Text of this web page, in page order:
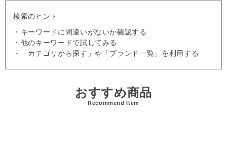
検索のヒント
・キーワードに間違いがないか確認する
・他のキーワードで試してみる
・「カテゴリから探す」や「ブランド一覧」を利用する
おすすめ商品
Recommend Item